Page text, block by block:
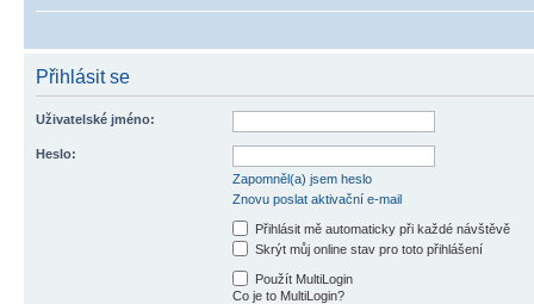
Přihlásit se
Uživatelské jméno:
Heslo:
Zapomněl(a) jsem heslo
Znovu poslat aktivační e-mail
Přihlásit mě automaticky při každé návštěvě
Skrýt můj online stav pro toto přihlášení
Použít MultiLogin
Co je to MultiLogin?